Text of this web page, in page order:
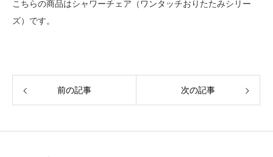
こちらの商品はシャワーチェア（ワンタッチおりたたみシリー
ズ）です。
前の記事 次の記事